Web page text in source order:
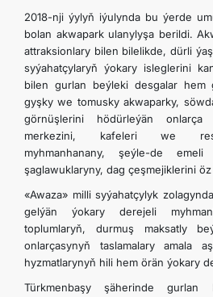
2018-nji ýylyň iýulynda bu ýerde
bolan akwapark ulanylyşa berildi.
attraksionlary bilen bilelikde, dürli
syýahatçylaryň ýokary isleglerini
bilen gurlan beýleki desgalar hem
gyşky we tomusky akwaparky,
görnüşlerini hödürleýän
merkezini, kafeleri we
myhmanhanany, şeýle-de
şaglawuklaryny, dag çeşmejiklerini
«Awaza» milli syýahatçylyk
gelýän ýokary derejeli
toplumlaryň, durmuş maksatly
onlarçasynyň taslamalary amala
hyzmatlarynyň hili hem örän ýokary
Türkmenbaşy şäherinde gurlan